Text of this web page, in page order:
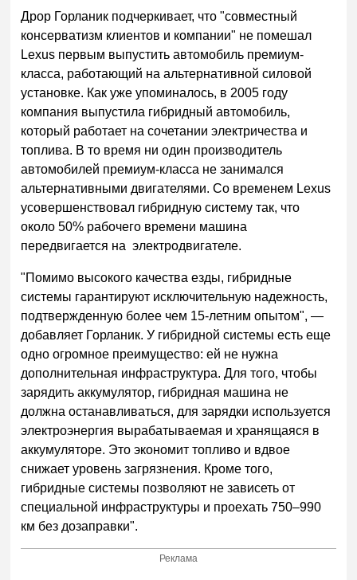
Дрор Горланик подчеркивает, что "совместный
консерватизм клиентов и компании" не помешал
Lexus первым выпустить автомобиль премиум-
класса, работающий на альтернативной силовой
установке. Как уже упоминалось, в 2005 году
компания выпустила гибридный автомобиль,
который работает на сочетании электричества и
топлива. В то время ни один производитель
автомобилей премиум-класса не занимался
альтернативными двигателями. Со временем Lexus
усовершенствовал гибридную систему так, что
около 50% рабочего времени машина
передвигается на электродвигателе.
"Помимо высокого качества езды, гибридные
системы гарантируют исключительную надежность,
подтвержденную более чем 15-летним опытом", —
добавляет Горланик. У гибридной системы есть еще
одно огромное преимущество: ей не нужна
дополнительная инфраструктура. Для того, чтобы
зарядить аккумулятор, гибридная машина не
должна останавливаться, для зарядки используется
электроэнергия вырабатываемая и хранящаяся в
аккумуляторе. Это экономит топливо и вдвое
снижает уровень загрязнения. Кроме того,
гибридные системы позволяют не зависеть от
специальной инфраструктуры и проехать 750–990
км без дозаправки".
Реклама